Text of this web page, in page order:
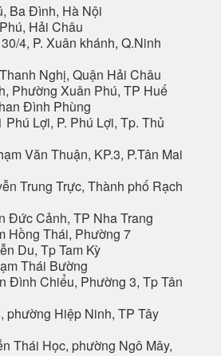
Ba Đình, Hà Nội
Hải Châu
4, P. Xuân khánh, Q.Ninh
Nghị, Quận Hải Châu
Phường Xuân Phú, TP Huế
Đình Phùng
Lợi, P. Phú Lợi, Tp. Thủ
Văn Thuận, KP.3, P.Tân Mai
Trung Trực, Thành phố Rạch
Đức Cảnh, TP Nha Trang
Hồng Thái, Phường 7
Du, Tp Tam Kỳ
Thái Bường
Đình Chiểu, Phường 3, Tp Tân
phường Hiệp Ninh, TP Tây
Thái Học, phường Ngô Mây,